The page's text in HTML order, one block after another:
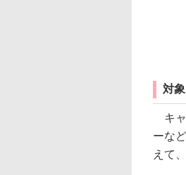
対
キャ
ーな
えて